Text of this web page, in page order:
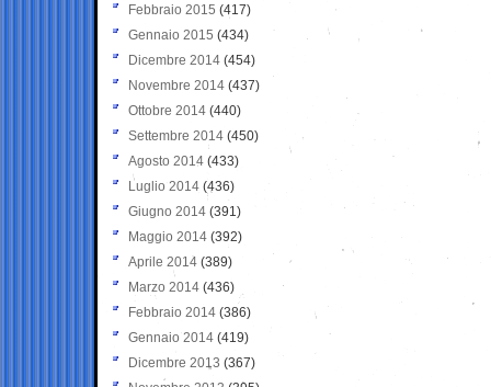
Febbraio 2015 (417)
Gennaio 2015 (434)
Dicembre 2014 (454)
Novembre 2014 (437)
Ottobre 2014 (440)
Settembre 2014 (450)
Agosto 2014 (433)
Luglio 2014 (436)
Giugno 2014 (391)
Maggio 2014 (392)
Aprile 2014 (389)
Marzo 2014 (436)
Febbraio 2014 (386)
Gennaio 2014 (419)
Dicembre 2013 (367)